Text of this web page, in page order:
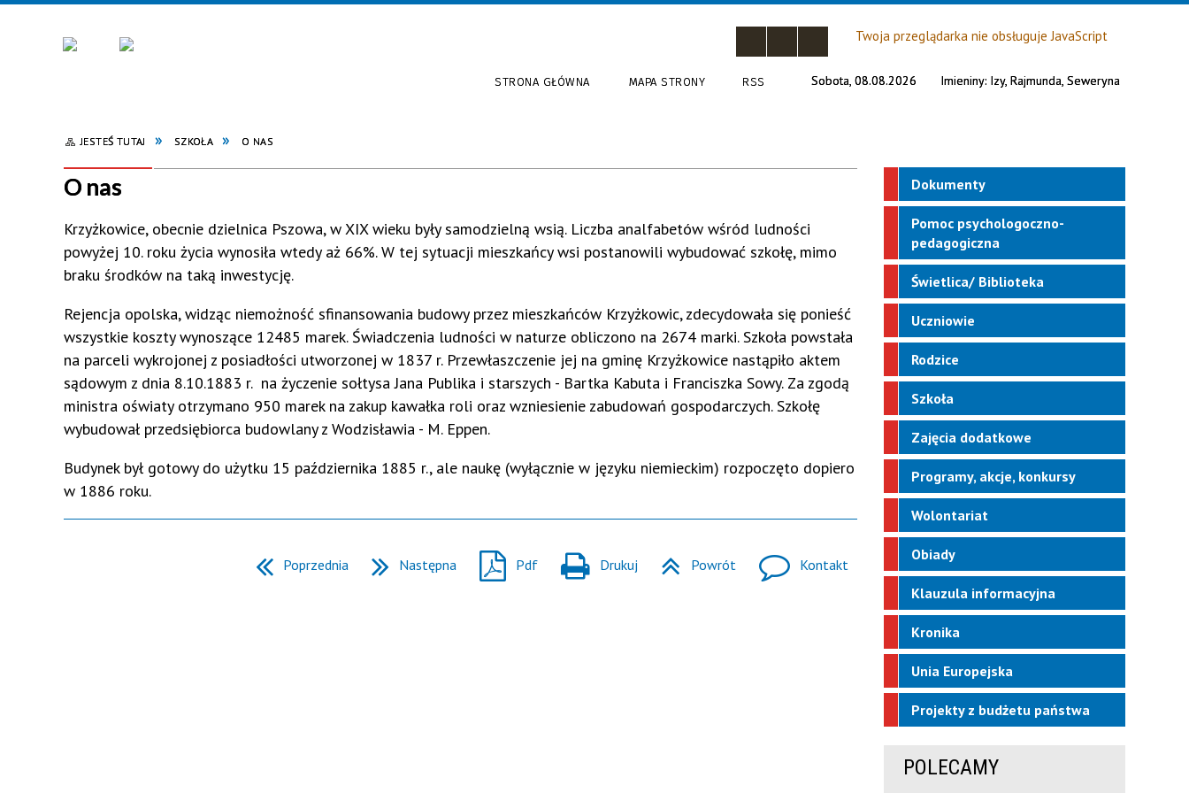
Twoja przeglądarka nie obsługuje JavaScript
STRONA GŁÓWNA MAPA STRONY RSS Sobota, 08.08.2026 Imieniny: Izy, Rajmunda, Seweryna
JESTEŚ TUTAJ SZKOŁA O NAS
O nas
Krzyżkowice, obecnie dzielnica Pszowa, w XIX wieku były samodzielną wsią. Liczba analfabetów wśród ludności
powyżej 10. roku życia wynosiła wtedy aż 66%. W tej sytuacji mieszkańcy wsi postanowili wybudować szkołę, mimo
braku środków na taką inwestycję.
Rejencja opolska, widząc niemożność sfinansowania budowy przez mieszkańców Krzyżkowic, zdecydowała się ponieść
wszystkie koszty wynoszące 12485 marek. Świadczenia ludności w naturze obliczono na 2674 marki. Szkoła powstała
na parceli wykrojonej z posiadłości utworzonej w 1837 r. Przewłaszczenie jej na gminę Krzyżkowice nastąpiło aktem
sądowym z dnia 8.10.1883 r. na życzenie sołtysa Jana Publika i starszych - Bartka Kabuta i Franciszka Sowy. Za zgodą
ministra oświaty otrzymano 950 marek na zakup kawałka roli oraz wzniesienie zabudowań gospodarczych. Szkołę
wybudował przedsiębiorca budowlany z Wodzisławia - M. Eppen.
Budynek był gotowy do użytku 15 października 1885 r., ale naukę (wyłącznie w języku niemieckim) rozpoczęto dopiero
w 1886 roku.
Poprzednia Następna Pdf Drukuj Powrót Kontakt
Dokumenty
Pomoc psychologoczno-
pedagogiczna
Świetlica/ Biblioteka
Uczniowie
Rodzice
Szkoła
Zajęcia dodatkowe
Programy, akcje, konkursy
Wolontariat
Obiady
Klauzula informacyjna
Kronika
Unia Europejska
Projekty z budżetu państwa
POLECAMY